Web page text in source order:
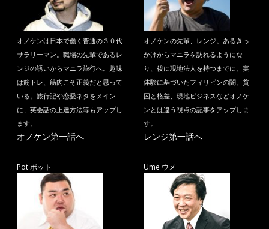
オノケンは日本で働く普通の３０代
サラリーマン。職場の先輩であるレ
ンジの誘いからマニラ旅行へ。趣味
は筋トレ、筋肉こそ正義だと思って
いる。旅行記や恋愛ネタをメイン
に、英会話の上達方法等もアップし
ます。
オノケン第一話へ
オノケンの先輩、レンジ。あるきっ
かけからマニラを訪れるようにな
り、後に現地法人を持つまでに。実
体験に基づいたフィリピンの闇、貧
困と格差、現地ビジネスなどオノケ
ンとは違う視点の記事をアップしま
す。
レンジ第一話へ
Pot ポット Ume ウメ